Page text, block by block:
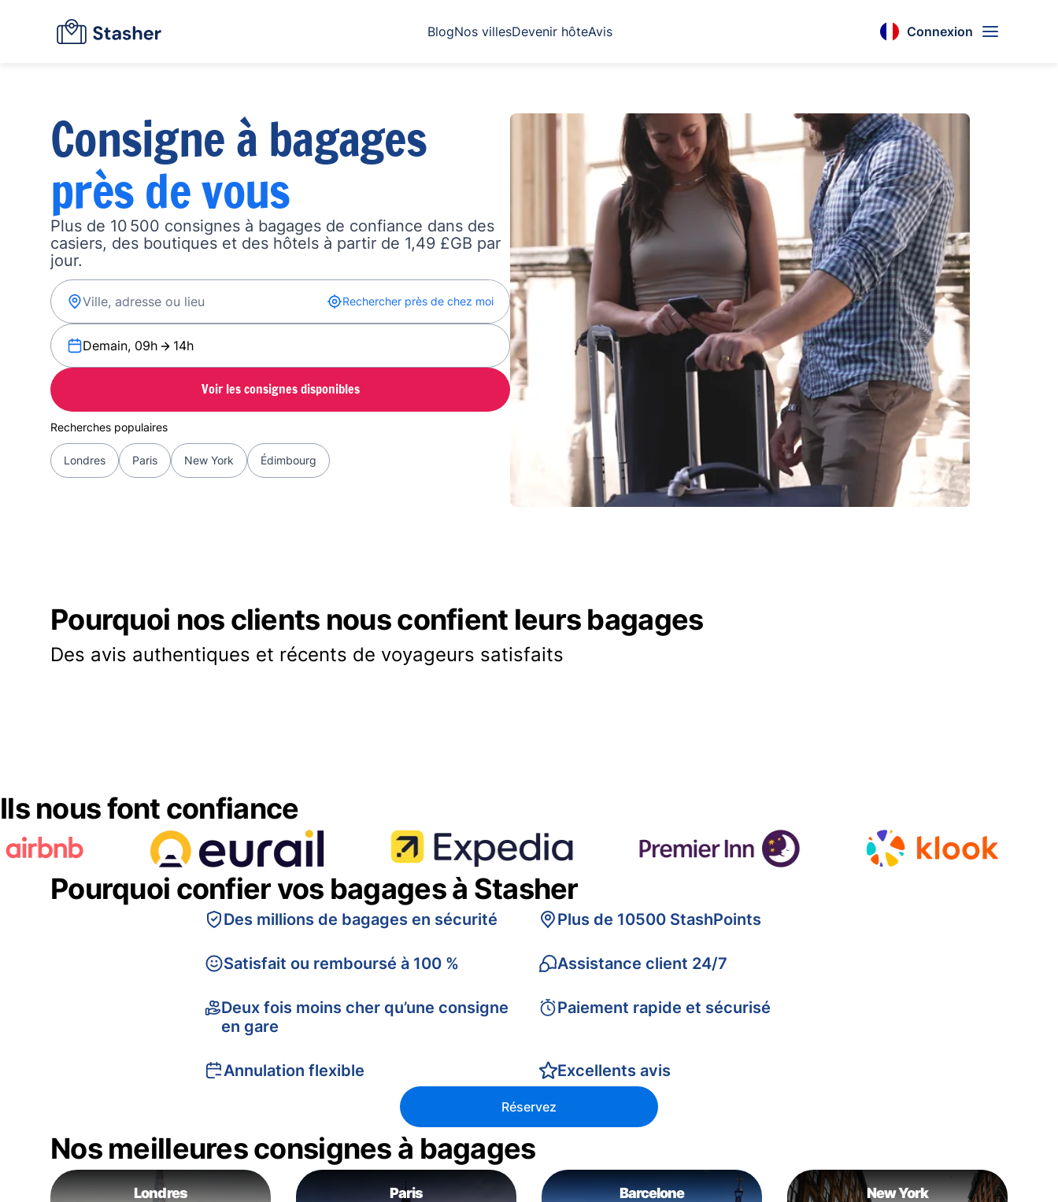
BlogNos villesDevenir hôteAvis Connexion
Consigne à bagages
près de vous
Plus de 10 500 consignes à bagages de confiance dans des
casiers, des boutiques et des hôtels à partir de 1,49 £GB par
jour.
Rechercher près de chez moi
Demain, 09h 14h
Voir les consignes disponibles
Recherches populaires
Londres Paris New York Édimbourg
Pourquoi nos clients nous confient leurs bagages
Des avis authentiques et récents de voyageurs satisfaits
Ils nous font confiance
Pourquoi confier vos bagages à Stasher
Des millions de bagages en sécurité
Satisfait ou remboursé à 100 %
Deux fois moins cher qu’une consigne
en gare
Annulation flexible
Plus de 10500 StashPoints
Assistance client 24/7
Paiement rapide et sécurisé
Excellents avis
Réservez
Nos meilleures consignes à bagages
Londres Paris Barcelone New York